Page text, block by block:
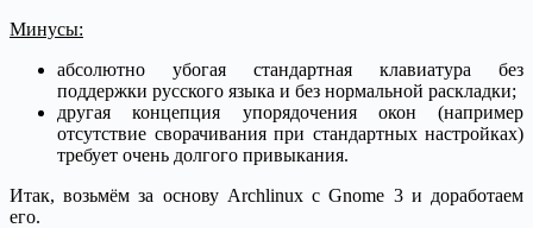
Минусы:
абсолютно убогая стандартная клавиатура без
поддержки русского языка и без нормальной раскладки;
другая концепция упорядочения окон (например
отсутствие сворачивания при стандартных настройках)
требует очень долгого привыкания.
Итак, возьмём за основу Archlinux с Gnome 3 и доработаем
его.